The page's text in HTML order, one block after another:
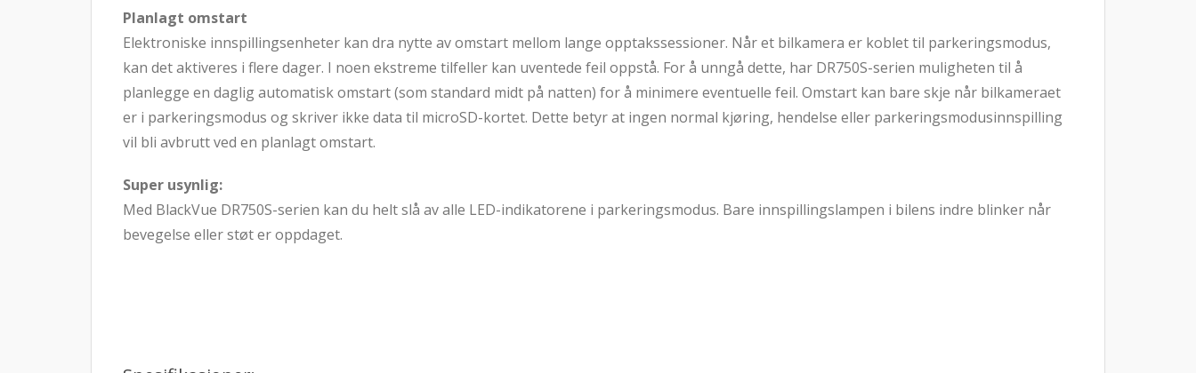
Planlagt omstart
Elektroniske innspillingsenheter kan dra nytte av omstart mellom lange opptakssessioner. Når et bilkamera er koblet til parkeringsmodus,
kan det aktiveres i flere dager. I noen ekstreme tilfeller kan uventede feil oppstå. For å unngå dette, har DR750S-serien muligheten til å
planlegge en daglig automatisk omstart (som standard midt på natten) for å minimere eventuelle feil. Omstart kan bare skje når bilkameraet
er i parkeringsmodus og skriver ikke data til microSD-kortet. Dette betyr at ingen normal kjøring, hendelse eller parkeringsmodusinnspilling
vil bli avbrutt ved en planlagt omstart.
Super usynlig:
Med BlackVue DR750S-serien kan du helt slå av alle LED-indikatorene i parkeringsmodus. Bare innspillingslampen i bilens indre blinker når
bevegelse eller støt er oppdaget.